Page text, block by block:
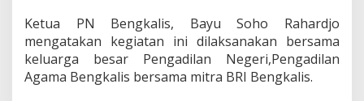
,
P
N
B
Ketua PN Bengkalis, Bayu Soho Rahardjo
mengatakan kegiatan ini dilaksanakan bersama
keluarga besar Pengadilan Negeri,Pengadilan
Agama Bengkalis bersama mitra BRI Bengkalis.